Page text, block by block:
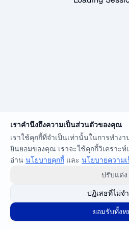
เราคำนึงถึงความเป็นส่วนตัวของคุณ
เราใช้คุกกี้ที่จำเป็นเท่านั้นในการทำง
ยินยอมของคุณ เราจะใช้คุกกี้วิเคราะห์
อ่าน นโยบายคุกกี้ และ นโยบายความ
ปรับแต่ง
ปฏิเสธที่ไม่จ
ยอมรับทั้งห